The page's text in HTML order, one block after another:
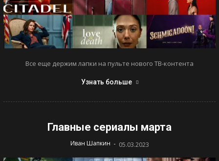
Все еще держим лапки на пульте нового ТВ-контента
Узнать больше
Главные сериалы марта
Иван Шапкин - 05.03.2023